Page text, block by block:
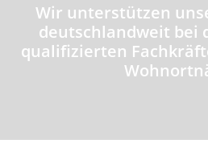
Wir unterstützen
deutschlandweit bei
qualifizierten